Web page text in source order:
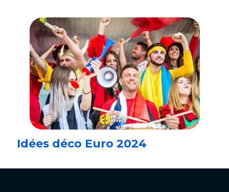
Idées déco Euro 2024